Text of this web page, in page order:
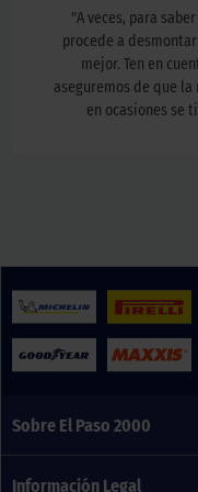
"A veces, para
procede a
mejor. Ten en
aseguremos de que
en ocasiones se
Sobre El Paso 2000
Información Legal